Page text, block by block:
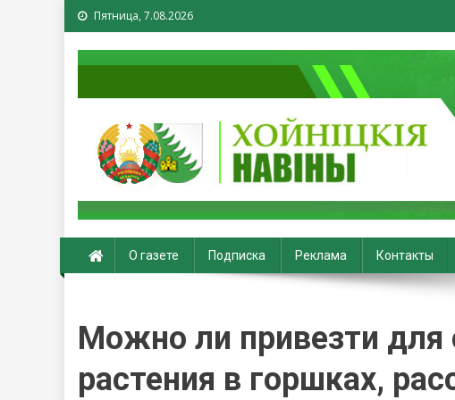
Пятница, 7.08.2026
Хойники. Хойнiцкiя
О газете Подписка Реклама Контакты
Можно ли привезти для
растения в горшках,